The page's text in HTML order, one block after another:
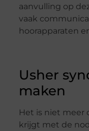
aanvulling op
vaak
hoorapparaten
Usher
maken
Het is niet meer
krijgt met de